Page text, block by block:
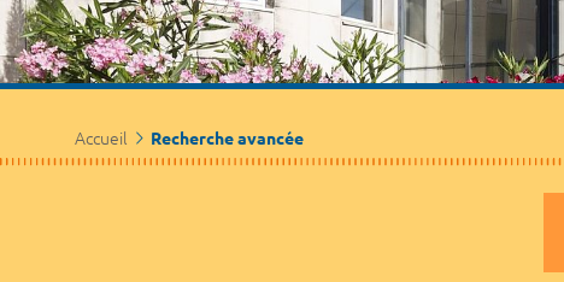
Accueil Recherche avancée